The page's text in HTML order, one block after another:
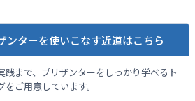
ンターを使いこなす近道はこちら
践まで、プリザンターをしっかり学べるト
をご用意しています。